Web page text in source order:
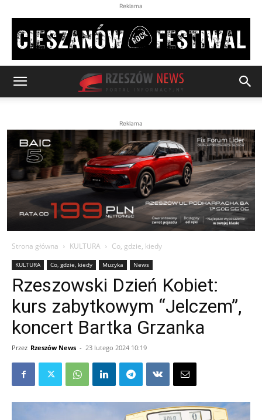
Reklama
Reklama
Strona główna KULTURA Co, gdzie, kiedy
KULTURA Co, gdzie, kiedy Muzyka News
Rzeszowski Dzień Kobiet:
kurs zabytkowym “Jelczem”,
koncert Bartka Grzanka
Przez Rzeszów News - 23 lutego 2024 10:19